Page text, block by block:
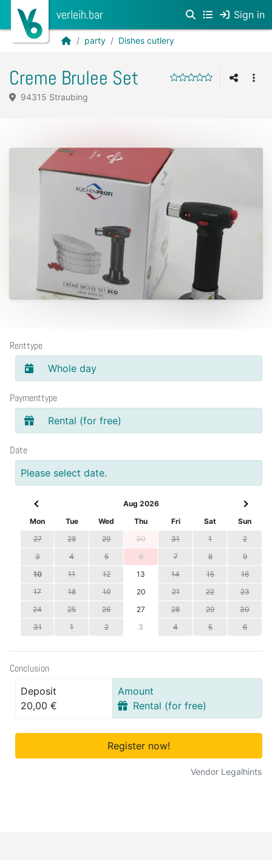
verleih.bar Sign in
party Dishes cutlery
Creme Brulee Set
94315 Straubing
Renttype
Whole day
Paymenttype
Rental (for free)
Date
Please select date.
Aug 2026
Mon
Tue Wed Thu Fri Sat
Sun
27
28 29 30 31 1
2
3
4 5 6 7 8
9
10
11 12 13 14 15
16
17
18 19 20 21 22
23
24
25 26 27 28 29
30
31
1 2 3 4 5 6
Conclusion
Deposit
20,00 €
Amount
Rental (for free)
Register now!
Vendor Legalhints